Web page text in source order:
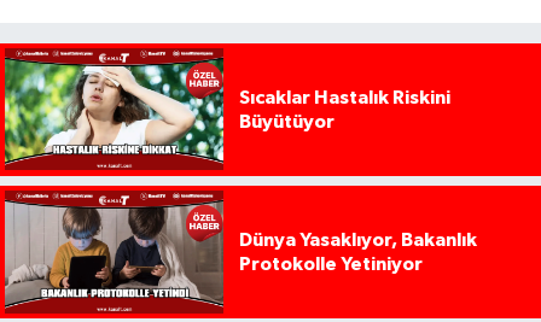
Sıcaklar Hastalık Riskini
Büyütüyor
Dünya Yasaklıyor, Bakanlık
Protokolle Yetiniyor